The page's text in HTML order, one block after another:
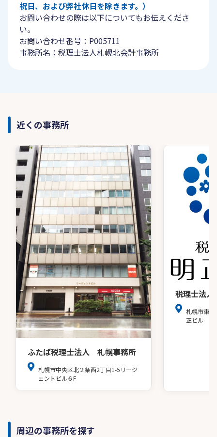
祝日、および弊社休日を除きます。）
お問い合わせの際は以下についてもお伝えくださ
い。
お問い合わせ番号：P005711
事務所名：税理士法人札幌北会計事務所
近くの事務所
ふたば税理士法人 札幌事務所
札幌市中央区北２条西2丁目1-5リージ
ェントビル６F
税理士法人
札幌市東区
正ビル
周辺の事務所を探す